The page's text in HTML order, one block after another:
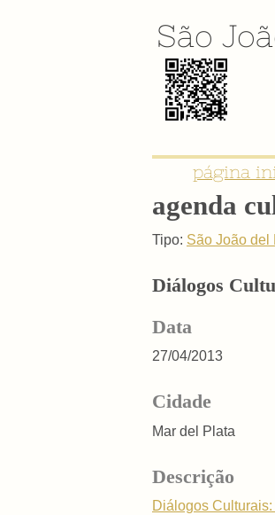
São
página
agenda
Tipo: São João del
Diálogos
Data
27/04/2013
Cidade
Mar del Plata
Descrição
Diálogos